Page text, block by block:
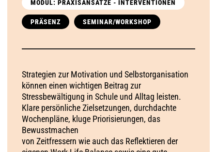
MODUL: PRAXISANSÄTZE - INTERVENTIONEN
PRÄSENZ SEMINAR/WORKSHOP
Strategien zur Motivation und Selbstorganisation
können einen wichtigen Beitrag zur
Stressbewältigung in Schule und Alltag leisten.
Klare persönliche Zielsetzungen, durchdachte
Wochenpläne, kluge Priorisierungen, das
Bewusstmachen
von Zeitfressern wie auch das Reflektieren der